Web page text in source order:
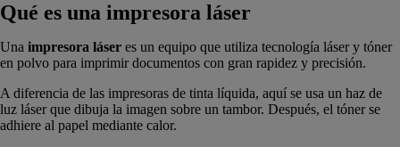
Qué es una impresora láser
Una impresora láser es un equipo que utiliza tecnología láser y tóner
en polvo para imprimir documentos con gran rapidez y precisión.
A diferencia de las impresoras de tinta líquida, aquí se usa un haz de
luz láser que dibuja la imagen sobre un tambor. Después, el tóner se
adhiere al papel mediante calor.